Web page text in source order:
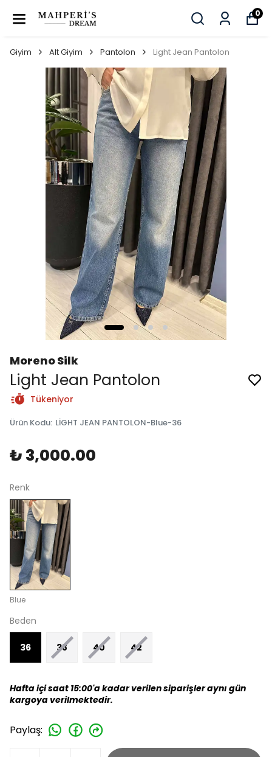
0
Giyim Alt Giyim Pantolon Light Jean Pantolon
Moreno Silk
Light Jean Pantolon
Tükeniyor
Ürün Kodu: LİGHT JEAN PANTOLON-Blue-36
₺ 3,000.00
Renk
Blue
Beden
36 38 40 42
Hafta içi saat 15:00'a kadar verilen siparişler aynı gün
kargoya verilmektedir.
Paylaş: